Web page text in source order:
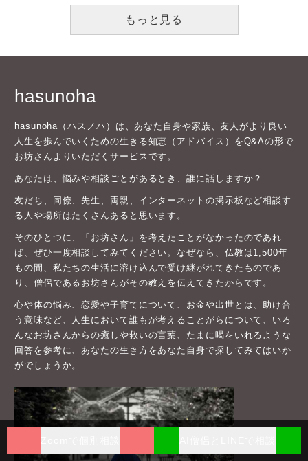
もっと見る
hasunoha
hasunoha（ハスノハ）は、あなた自身や家族、友人がより良い
人生を歩んでいくための生きる知恵（アドバイス）をQ&Aの形で
お坊さんよりいただくサービスです。
あなたは、悩みや相談ごとがあるとき、誰に話しますか？
友だち、同僚、先生、両親、インターネットの掲示板など相談す
る人や場所はたくさんあると思います。
そのひとつに、「お坊さん」を考えたことがなかったのであれ
ば、ぜひ一度相談してみてください。なぜなら、仏教は1,500年
もの間、私たちの生活に溶け込んで受け継がれてきたものであ
り、僧侶であるお坊さんがその教えを伝えてきたからです。
心や体の悩み、恋愛や子育てについて、お金や出世とは、助け合
う意味など、人生において誰もが考えることがらについて、いろ
んなお坊さんからの癒しや救いの言葉、たまに喝をいれるような
回答を参考に、あなたの生き方をあなた自身で探してみてはいか
がでしょうか。